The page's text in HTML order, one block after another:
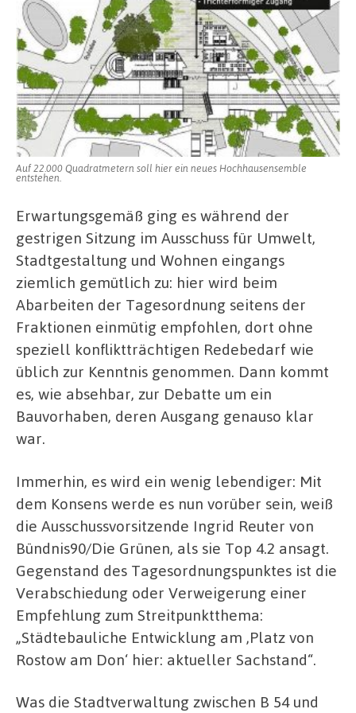
Auf 22.000 Quadratmetern soll hier ein neues Hochhausensemble
entstehen.
Erwartungsgemäß ging es während der
gestrigen Sitzung im Ausschuss für Umwelt,
Stadtgestaltung und Wohnen eingangs
ziemlich gemütlich zu: hier wird beim
Abarbeiten der Tagesordnung seitens der
Fraktionen einmütig empfohlen, dort ohne
speziell konfliktträchtigen Redebedarf wie
üblich zur Kenntnis genommen. Dann kommt
es, wie absehbar, zur Debatte um ein
Bauvorhaben, deren Ausgang genauso klar
war.
Immerhin, es wird ein wenig lebendiger: Mit
dem Konsens werde es nun vorüber sein, weiß
die Ausschussvorsitzende Ingrid Reuter von
Bündnis90/Die Grünen, als sie Top 4.2 ansagt.
Gegenstand des Tagesordnungspunktes ist die
Verabschiedung oder Verweigerung einer
Empfehlung zum Streitpunktthema:
„Städtebauliche Entwicklung am ‚Platz von
Rostow am Don‘ hier: aktueller Sachstand“.
Was die Stadtverwaltung zwischen B 54 und